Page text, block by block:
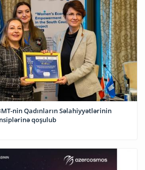
nin Qadınların Səlahiyyətlərinin